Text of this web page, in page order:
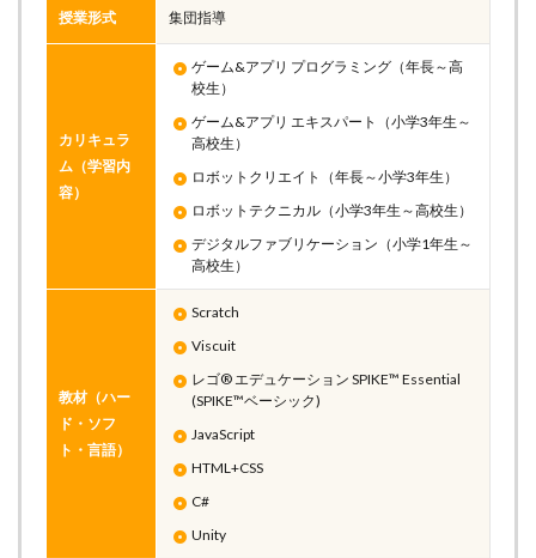
授業形式 集団指導
カリキュラ
ム（学習内
容）
ゲーム&アプリ プログラミング（年長～高
校生）
ゲーム&アプリ エキスパート（小学3年生～
高校生）
ロボットクリエイト（年長～小学3年生）
ロボットテクニカル（小学3年生～高校生）
デジタルファブリケーション（小学1年生～
高校生）
教材（ハー
ド・ソフ
ト・言語）
Scratch
Viscuit
レゴ® エデュケーション SPIKE™ Essential
(SPIKE™ベーシック)
JavaScript
HTML+CSS
C#
Unity